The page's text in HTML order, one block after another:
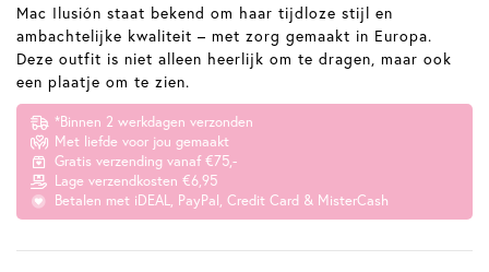
Mac Ilusión staat bekend om haar tijdloze stijl en
ambachtelijke kwaliteit – met zorg gemaakt in Europa.
Deze outfit is niet alleen heerlijk om te dragen, maar ook
een plaatje om te zien.
*Binnen 2 werkdagen verzonden
Met liefde voor jou gemaakt
Gratis verzending vanaf €75,-
Lage verzendkosten €6,95
Betalen met iDEAL, PayPal, Credit Card & MisterCash